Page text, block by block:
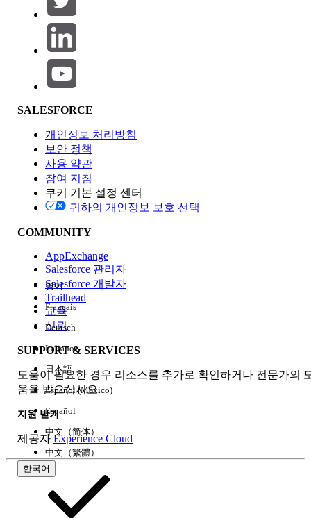
제품 영역
기능 영향
Edition
경험
SALESFORCE
개인정보 처리방침
보안 정책
사용 약관
참여 지침
쿠키 기본 설정 센터
귀하의 개인정보 보호 선택
COMMUNITY
AppExchange
Salesforce 관리자
Salesforce 개발자
Trailhead
교육
신뢰
SUPPORT & SERVICES
도움이 필요한 경우 리소스를 추가로 확인하거나 전문가의
움을 받으십시오.
지원 받기
제공자 Experience Cloud
한국어
영어
Français
Deutsch
Italiano
日本語
Español (México)
Español
中文（简体）
中文（繁體）